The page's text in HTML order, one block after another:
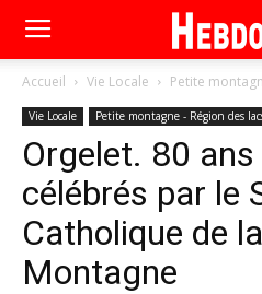
Accueil Vie Locale Petite
Vie Locale Petite montagne - Région des
Orgelet. 80
célébrés par le
Catholique de
Montagne